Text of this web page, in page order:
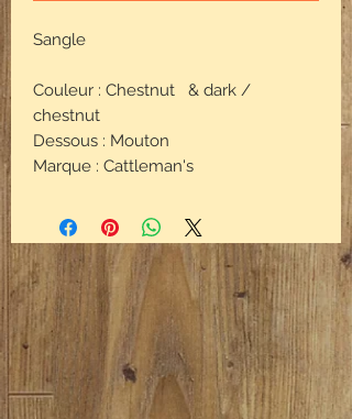
Sangle
Couleur : Chestnut & dark /
chestnut
Dessous : Mouton
Marque : Cattleman's